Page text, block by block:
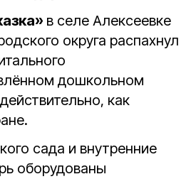
в селе Алексеевке
округа распахнул
дошкольном
как
сада и внутренние
оборудованы